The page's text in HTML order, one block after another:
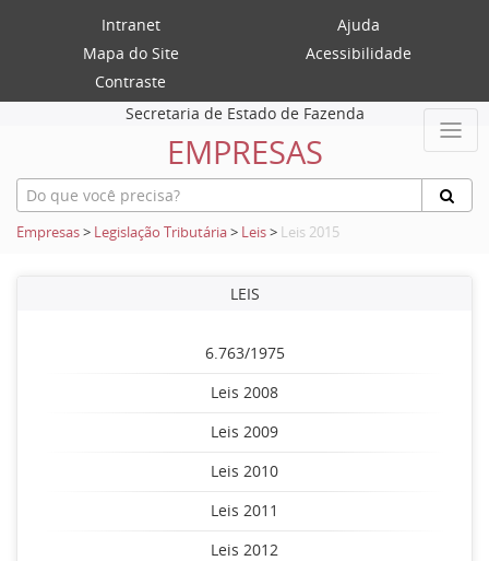
Intranet
Ajuda
Mapa do Site
Acessibilidade
Contraste
Secretaria de Estado de Fazenda
EMPRESAS
Empresas> Legislação Tributária> Leis> Leis 2015
LEIS
6.763/1975
Leis 2008
Leis 2009
Leis 2010
Leis 2011
Leis 2012